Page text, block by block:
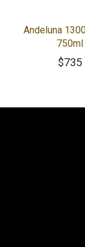
Andeluna
750ml
$735